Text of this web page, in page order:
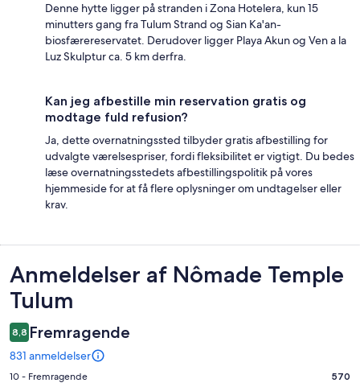
Denne hytte ligger på stranden i Zona Hotelera, kun 15
minutters gang fra Tulum Strand og Sian Ka'an-
biosfærereservatet. Derudover ligger Playa Akun og Ven a la
Luz Skulptur ca. 5 km derfra.
Kan jeg afbestille min reservation gratis og
modtage fuld refusion?
Ja, dette overnatningssted tilbyder gratis afbestilling for
udvalgte værelsespriser, fordi fleksibilitet er vigtigt. Du bedes
læse overnatningsstedets afbestillingspolitik på vores
hjemmeside for at få flere oplysninger om undtagelser eller
krav.
Anmeldelser
Anmeldelser af Nômade Temple
Tulum
8,8 Fremragende
831 anmeldelser
Bedømmelse
10 - Fremragende 570